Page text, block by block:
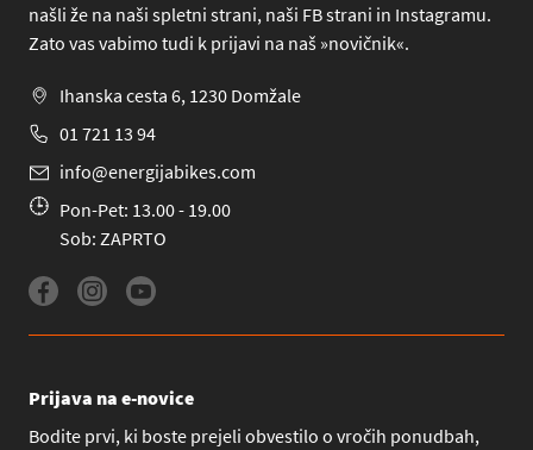
našli že na naši spletni strani, naši FB strani in Instagramu.
Zato vas vabimo tudi k prijavi na naš »novičnik«.
Ihanska cesta 6, 1230 Domžale
01 721 13 94
info@energijabikes.com
Pon-Pet: 13.00 - 19.00
Sob: ZAPRTO
Prijava na e-novice
Bodite prvi, ki boste prejeli obvestilo o vročih ponudbah,